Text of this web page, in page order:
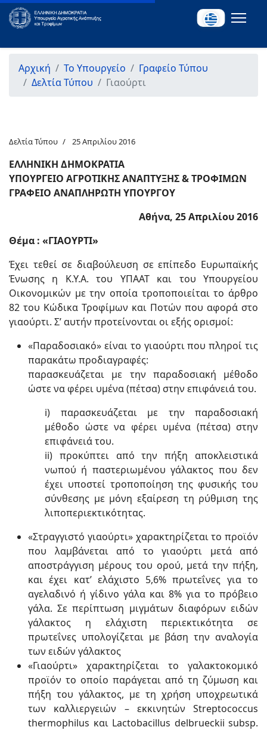
Αρχική Το Υπουργείο
Γραφείο Τύπου
Δελτία Τύπου
Γιαούρτι
Δελτία Τύπου 25 Απριλίου 2016
ΕΛΛΗΝΙΚΗ ΔΗΜΟΚΡΑΤΙΑ
ΥΠΟΥΡΓΕΙΟ ΑΓΡΟΤΙΚΗΣ ΑΝΑΠΤΥΞΗΣ & ΤΡΟΦΙΜΩΝ
ΓΡΑΦΕΙΟ ΑΝΑΠΛΗΡΩΤΗ ΥΠΟΥΡΓΟΥ
Αθήνα, 25 Απριλίου 2016
Θέμα : «ΓΙΑΟΥΡΤΙ»
Έχει τεθεί σε διαβούλευση σε επίπεδο Ευρωπαϊκής
Ένωσης η Κ.Υ.Α. του ΥΠΑΑΤ και του Υπουργείου
Οικονομικών με την οποία τροποποιείται το άρθρο
82 του Κώδικα Τροφίμων και Ποτών που αφορά στο
γιαούρτι. Σ’ αυτήν προτείνονται οι εξής ορισμοί:
«Παραδοσιακό» είναι το γιαούρτι που πληροί τις
παρακάτω προδιαγραφές:
παρασκευάζεται με την παραδοσιακή μέθοδο
ώστε να φέρει υμένα (πέτσα) στην επιφάνειά του.
i) παρασκευάζεται με την παραδοσιακή
μέθοδο ώστε να φέρει υμένα (πέτσα) στην
επιφάνειά του.
ii) προκύπτει από την πήξη αποκλειστικά
νωπού ή παστεριωμένου γάλακτος που δεν
έχει υποστεί τροποποίηση της φυσικής του
σύνθεσης με μόνη εξαίρεση τη ρύθμιση της
λιποπεριεκτικότητας.
«Στραγγιστό γιαούρτι» χαρακτηρίζεται το προϊόν
που λαμβάνεται από το γιαούρτι μετά από
αποστράγγιση μέρους του ορού, μετά την πήξη,
και έχει κατ’ ελάχιστο 5,6% πρωτεΐνες για το
αγελαδινό ή γίδινο γάλα και 8% για το πρόβειο
γάλα. Σε περίπτωση μιγμάτων διαφόρων ειδών
γάλακτος η ελάχιστη περιεκτικότητα σε
πρωτεΐνες υπολογίζεται με βάση την αναλογία
των ειδών γάλακτος
«Γιαούρτι» χαρακτηρίζεται το γαλακτοκομικό
προϊόν το οποίο παράγεται από τη ζύμωση και
πήξη του γάλακτος, με τη χρήση υποχρεωτικά
των καλλιεργειών – εκκινητών Streptococcus
thermophilus και Lactobacillus delbrueckii subsp.